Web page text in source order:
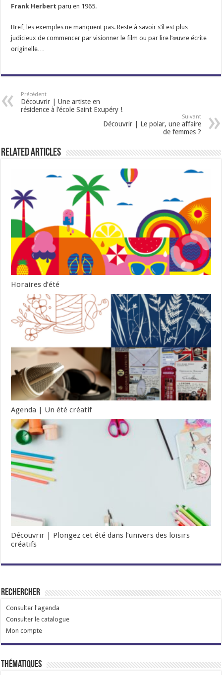
Frank Herbert paru en 1965.
Bref, les exemples ne manquent pas. Reste à savoir s’il est plus
judicieux de commencer par visionner le film ou par lire l’œuvre écrite
originelle…
Précédent
Découvrir | Une artiste en
résidence à l’école Saint Exupéry !
Suivant
Découvrir | Le polar, une affaire
de femmes ?
Related Articles
Horaires d’été
Agenda | Un été créatif
Découvrir | Plongez cet été dans l’univers des loisirs
créatifs
Rechercher
Consulter l'agenda
Consulter le catalogue
Mon compte
Thématiques